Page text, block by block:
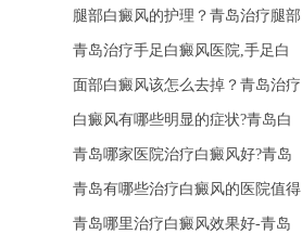
腿部白癜风的护理？青岛治疗腿部
青岛治疗手足白癜风医院,手足白
面部白癜风该怎么去掉？青岛治疗
白癜风有哪些明显的症状?青岛白
青岛哪家医院治疗白癜风好?青岛
青岛有哪些治疗白癜风的医院值得
青岛哪里治疗白癜风效果好-青岛